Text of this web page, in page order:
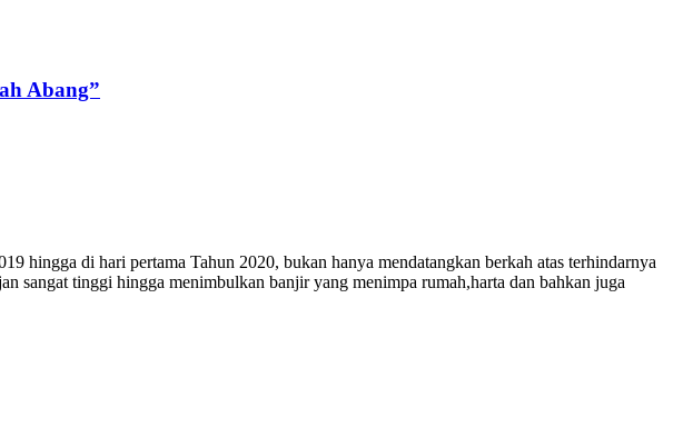
Abang”
hingga di hari pertama Tahun 2020, bukan hanya mendatangkan berkah atas terhindarnya
sangat tinggi hingga menimbulkan banjir yang menimpa rumah,harta dan bahkan juga